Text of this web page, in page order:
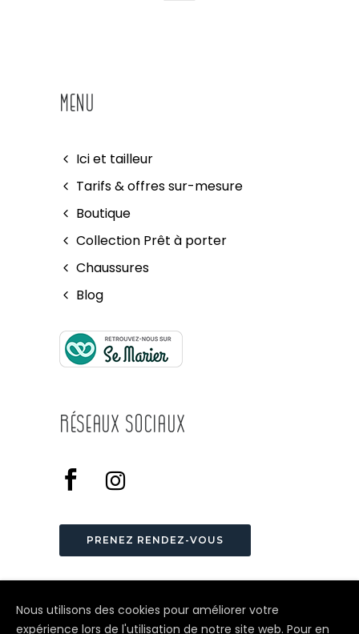
MENU
Ici et tailleur
Tarifs & offres sur-mesure
Boutique
Collection Prêt à porter
Chaussures
Blog
Réseaux Sociaux
PRENEZ RENDEZ-VOUS
Nous utilisons des cookies pour améliorer votre
expérience lors de l'utilisation de notre site web. Pour en